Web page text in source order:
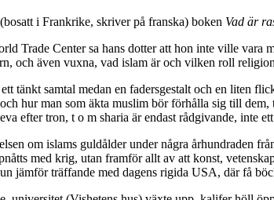
i Frankrike, skriver på franska) boken Vad är
Trade Center sa hans dotter att hon inte ville vara
och även vuxna, vad islam är och vilken roll
tänkt samtal medan en fadersgestalt och en liten
hur man som äkta muslim bör förhålla sig till
efter tron, t o m sharia är endast rådgivande, inte
om islams guldålder under några århundraden
med krig, utan framför allt av att konst,
jämför träffande med dagens rigida USA, där få